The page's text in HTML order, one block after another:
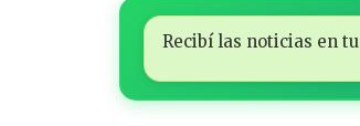
Recibí las noticias en